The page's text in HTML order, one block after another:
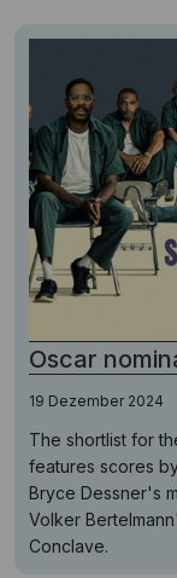
Oscar
19 Dezember 2024
The shortlist for
features scores
Bryce Dessner's
Volker
Conclave.